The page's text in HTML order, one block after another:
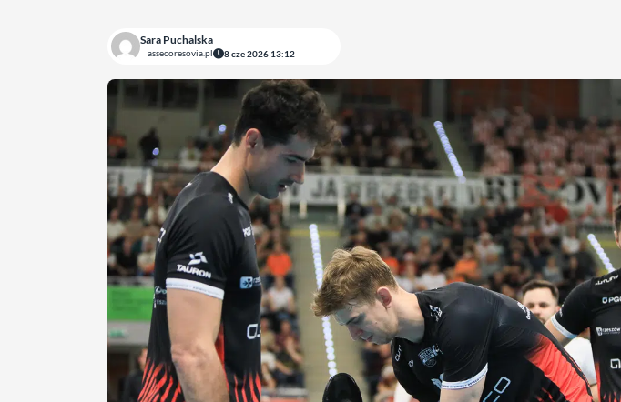
Sara Puchalska
assecoresovia.pl 8 cze 2026 13:12